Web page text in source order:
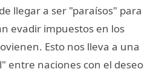
llegar a ser "paraísos" para
evadir impuestos en los
Esto nos lleva a una
entre naciones con el deseo